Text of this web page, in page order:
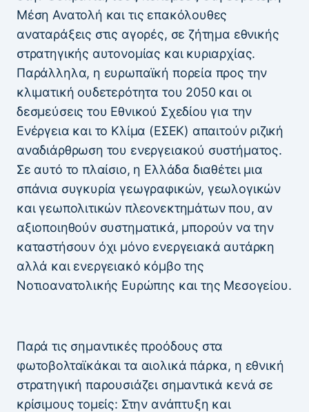
Μέση Ανατολή και τις επακόλουθες
αναταράξεις στις αγορές, σε ζήτημα εθνικής
στρατηγικής αυτονομίας και κυριαρχίας.
Παράλληλα, η ευρωπαϊκή πορεία προς την
κλιματική ουδετερότητα του 2050 και οι
δεσμεύσεις του Εθνικού Σχεδίου για την
Ενέργεια και το Κλίμα (ΕΣΕΚ) απαιτούν ριζική
αναδιάρθρωση του ενεργειακού συστήματος.
Σε αυτό το πλαίσιο, η Ελλάδα διαθέτει μια
σπάνια συγκυρία γεωγραφικών, γεωλογικών
και γεωπολιτικών πλεονεκτημάτων που, αν
αξιοποιηθούν συστηματικά, μπορούν να την
καταστήσουν όχι μόνο ενεργειακά αυτάρκη
αλλά και ενεργειακό κόμβο της
Νοτιοανατολικής Ευρώπης και της Μεσογείου.
Παρά τις σημαντικές προόδους στα
φωτοβολταϊκάκαι τα αιολικά πάρκα, η εθνική
στρατηγική παρουσιάζει σημαντικά κενά σε
κρίσιμους τομείς: Στην ανάπτυξη και